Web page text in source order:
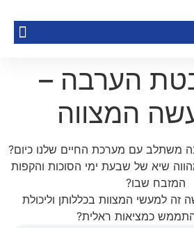
הערבה –
המצווה
משתלב עם מערכת החיים שלנו כיום?
שיא של שבעת ימי הסוכות והקפות
המזבח שבו?
למעשי המצוות בכללותן וליכולת
כמציאות ראלית?